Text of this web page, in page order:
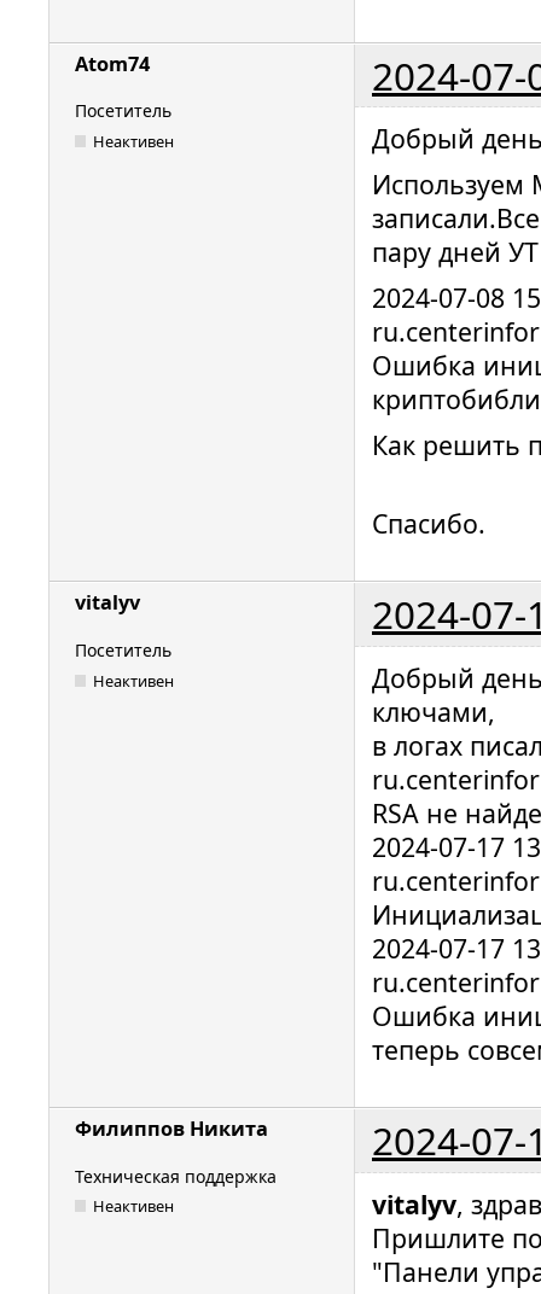
Atom74 2024-07-
Посетитель
Неактивен
Добрый
Используем
пару дней
2024-07-08
Ошибка
Как решить
Спасибо.
vitalyv 2024-07-
Посетитель
Неактивен
Добрый
ключами,
в логах
RSA не
2024-07-17
2024-07-17
Ошибка
теперь
Филиппов Никита 2024-07-
Техническая поддержка
Неактивен vitalyv,
Пришлите
"Панели